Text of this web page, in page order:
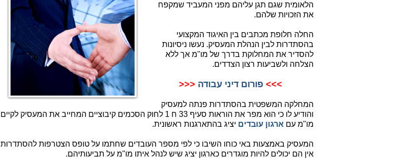
הלאומית שגם תגן עליהם מפני המעביד שמקפח
את הזכויות שלהם.
החלה חלופת מכתבים בין האיגוד המקצועי
בהסתדרות לבין הנהלת המעסיק. נעשו ניסיונות
להסדיר את המחלוקת בדרך של מו"מ אך ללא
הצלחה ולשביעות רצון הצדדים.
>>> פורום דיני עבודה <<<
המחלקה המשפטית בהסתדרות פנתה למעסיק
והודיע לו כי הוא מפר את הוראות סעיף 33 ח 1 לחוק הסכמים קיבוציים המחייב את המעסיק לקיים
מו"מ עם ארגון עובדים יציג בהתארגנות ראשונית.
המעסיק באמצעות באי כוחו השיבו כי לפי מספר העובדים שחתמו על טופס הצטרפות להסתדרות
אין הם יכולים להיות מוגדרים כארגון יציג שיש לנהל איתו מו"מ על תביעותיהם.